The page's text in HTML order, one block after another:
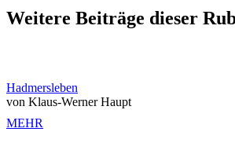
Weitere Beiträge dieser
Hadmersleben
von Klaus-Werner Haupt
MEHR